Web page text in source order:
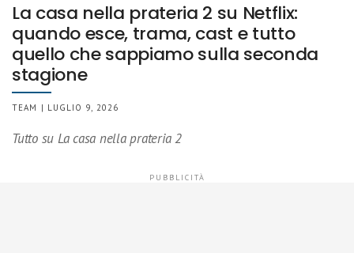
La casa nella prateria 2 su Netflix:
quando esce, trama, cast e tutto
quello che sappiamo sulla seconda
stagione
TEAM | LUGLIO 9, 2026
Tutto su La casa nella prateria 2